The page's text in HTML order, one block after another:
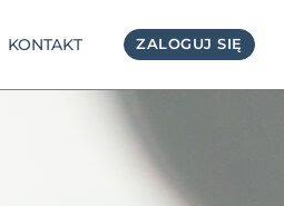
KONTAKT ZALOGUJ SIĘ